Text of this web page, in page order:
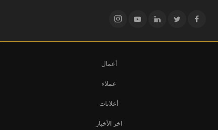
أعمال
عملاء
أعلانات
اخر الأخبار